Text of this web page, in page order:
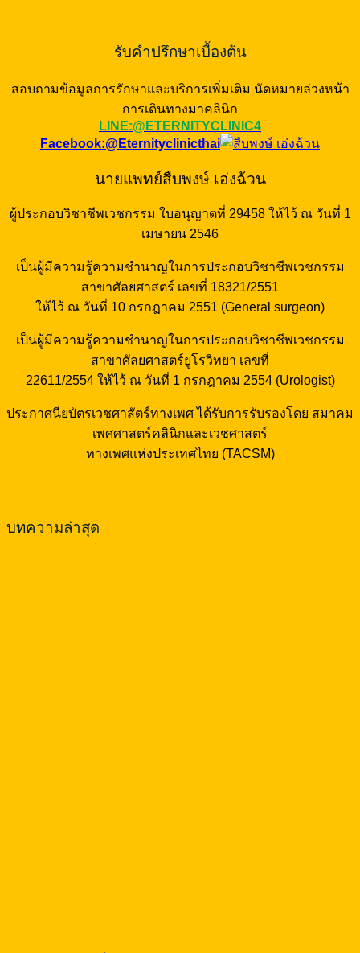
รับคำปรึกษาเบื้องต้น
สอบถามข้อมูลการรักษาและบริการเพิ่มเติม นัดหมายล่วงหน้า
การเดินทางมาคลินิก
LINE:@ETERNITYCLINIC4
Facebook:@Eternityclinicthai
นายแพทย์สืบพงษ์ เอ่งฉ้วน
ผู้ประกอบวิชาชีพเวชกรรม ใบอนุญาตที่ 29458 ให้ไว้ ณ วันที่ 1
เมษายน 2546
เป็นผู้มีความรู้ความชำนาญในการประกอบวิชาชีพเวชกรรม
สาขาศัลยศาสตร์ เลขที่ 18321/2551
ให้ไว้ ณ วันที่ 10 กรกฎาคม 2551 (General surgeon)
เป็นผู้มีความรู้ความชำนาญในการประกอบวิชาชีพเวชกรรม
สาขาศัลยศาสตร์ยูโรวิทยา เลขที่
22611/2554 ให้ไว้ ณ วันที่ 1 กรกฎาคม 2554 (Urologist)
ประกาศนียบัตรเวชศาสัตร์ทางเพศ ได้รับการรับรองโดย สมาคม
เพศศาสตร์คลินิกและเวชศาสตร์
ทางเพศแห่งประเทศไทย (TACSM)
บทความล่าสุด